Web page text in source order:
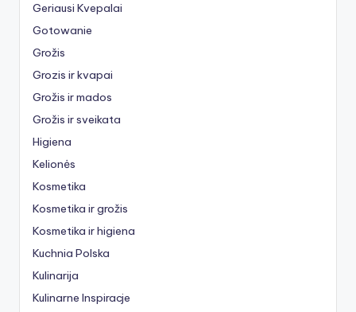
Geriausi Kvepalai
Gotowanie
Grožis
Grozis ir kvapai
Grožis ir mados
Grožis ir sveikata
Higiena
Kelionės
Kosmetika
Kosmetika ir grožis
Kosmetika ir higiena
Kuchnia Polska
Kulinarija
Kulinarne Inspiracje